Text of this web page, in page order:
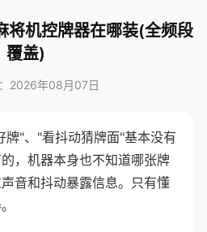
将机控牌器在哪装(全频段
覆盖)
2026年08月07日
牌"、"看抖动猜牌面"基本没有
，机器本身也不知道哪张牌
音和抖动暴露信息。只有懂